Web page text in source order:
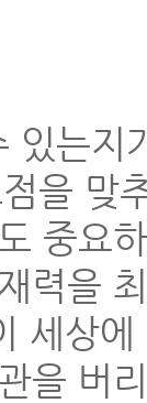
있는지
점을 맞
중요
력을
세상
을 버